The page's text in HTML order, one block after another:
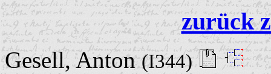
zurück
Gesell, Anton(I344)